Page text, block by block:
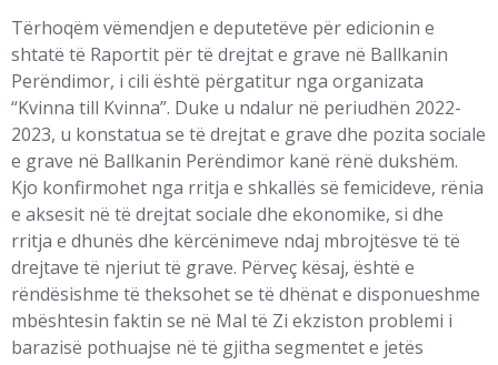
Tërhoqëm vëmendjen e deputetëve për edicionin e
shtatë të Raportit për të drejtat e grave në Ballkanin
Perëndimor, i cili është përgatitur nga organizata
“Kvinna till Kvinna”. Duke u ndalur në periudhën 2022-
2023, u konstatua se të drejtat e grave dhe pozita sociale
e grave në Ballkanin Perëndimor kanë rënë dukshëm.
Kjo konfirmohet nga rritja e shkallës së femicideve, rënia
e aksesit në të drejtat sociale dhe ekonomike, si dhe
rritja e dhunës dhe kërcënimeve ndaj mbrojtësve të të
drejtave të njeriut të grave. Përveç kësaj, është e
rëndësishme të theksohet se të dhënat e disponueshme
mbështesin faktin se në Mal të Zi ekziston problemi i
barazisë pothuajse në të gjitha segmentet e jetës